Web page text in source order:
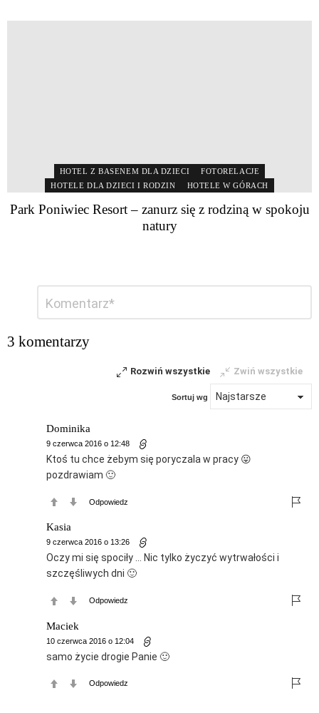
HOTEL Z BASENEM DLA DZIECI
FOTORELACJE
HOTELE DLA DZIECI I RODZIN
HOTELE W GÓRACH
Park Poniwiec Resort – zanurz się z rodziną w spokoju
natury
komentarz
3 komentarzy
Rozwiń wszystkie Zwiń wszystkie
Sortuj wg
Dominika
9 czerwca 2016 o 12:48
Ktoś tu chce żebym się poryczala w pracy 😛
pozdrawiam 🙂
Odpowiedz
Kasia
9 czerwca 2016 o 13:26
Oczy mi się spociły … Nic tylko życzyć wytrwałości i
szczęśliwych dni 🙂
Odpowiedz
Maciek
10 czerwca 2016 o 12:04
samo życie drogie Panie 🙂
Odpowiedz